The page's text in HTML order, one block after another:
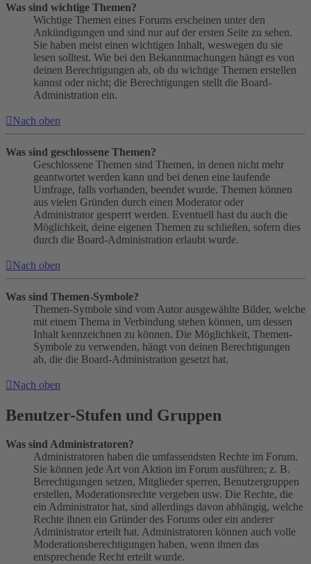
Was sind wichtige Themen?
Wichtige Themen eines Forums erscheinen unter den
Ankündigungen und sind nur auf der ersten Seite zu sehen.
Sie haben meist einen wichtigen Inhalt, weswegen du sie
lesen solltest. Wie bei den Bekanntmachungen hängt es von
deinen Berechtigungen ab, ob du wichtige Themen erstellen
kannst oder nicht; die Berechtigungen stellt die Board-
Administration ein.
Nach oben
Was sind geschlossene Themen?
Geschlossene Themen sind Themen, in denen nicht mehr
geantwortet werden kann und bei denen eine laufende
Umfrage, falls vorhanden, beendet wurde. Themen können
aus vielen Gründen durch einen Moderator oder
Administrator gesperrt werden. Eventuell hast du auch die
Möglichkeit, deine eigenen Themen zu schließen, sofern dies
durch die Board-Administration erlaubt wurde.
Nach oben
Was sind Themen-Symbole?
Themen-Symbole sind vom Autor ausgewählte Bilder, welche
mit einem Thema in Verbindung stehen können, um dessen
Inhalt kennzeichnen zu können. Die Möglichkeit, Themen-
Symbole zu verwenden, hängt von deinen Berechtigungen
ab, die die Board-Administration gesetzt hat.
Nach oben
Benutzer-Stufen und Gruppen
Was sind Administratoren?
Administratoren haben die umfassendsten Rechte im Forum.
Sie können jede Art von Aktion im Forum ausführen; z. B.
Berechtigungen setzen, Mitglieder sperren, Benutzergruppen
erstellen, Moderationsrechte vergeben usw. Die Rechte, die
ein Administrator hat, sind allerdings davon abhängig, welche
Rechte ihnen ein Gründer des Forums oder ein anderer
Administrator erteilt hat. Administratoren können auch volle
Moderationsberechtigungen haben, wenn ihnen das
entsprechende Recht erteilt wurde.